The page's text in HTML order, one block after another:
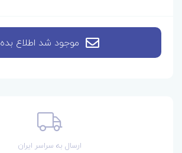
موجود شد اطلاع بده
ارسال به سراسر ایران